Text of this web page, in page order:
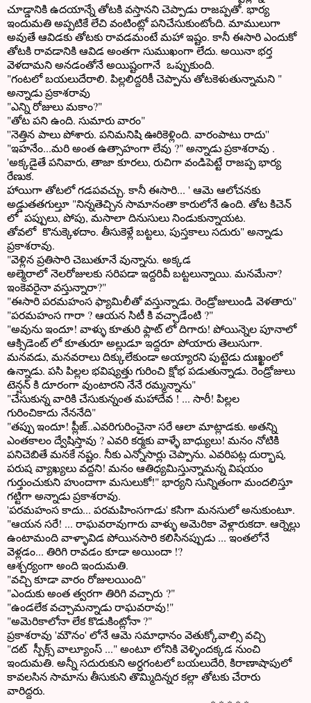
చూడ్డానికి ఉదయాన్నే తోటకి వస్తానని చెప్పాడు రాజప్పతో. భార్య
ఇందుమతి అప్పటికే లేచి వంటింట్లో పనిచేసుకుంటోంది. మాములుగా
అవుతే ఆవిడకు తోటకు రావడమంటే మహా ఇష్టం. కానీ ఈసారి ఎందుకో
తోటకి రావడానికి ఆవిడ అంతగా సుముఖంగా లేదు. అయినా భర్త
వెళదామని అనడంతోనే అయిష్టంగానే ఒప్పుకుంది.
"గంటలో బయలుదేరాలి. పిల్లలిద్దరికీ చెప్పాను తోటకెళుతున్నామని "
అన్నాడు ప్రకాశరావు
"ఎన్ని రోజులు మకాం?"
"తోట పని ఉంది. సుమారు వారం"
''నెత్తిన పాలు పోశారు. పనిమనిషి ఊరికెళ్లింది. వారంపాటు రాదు''
"ఇహనేం...మరి అంత ఉత్సాహంగా లేవు ?" అన్నాడు ప్రకాశరావు .
'అక్కడైతే పనివారు, తాజా కూరలు, రుచిగా వండిపెట్టే రాజప్ప భార్య
రేణుక.
హాయిగా తోటలో గడపవచ్చు. కానీ ఈసారి... ' ఆమె ఆలోచనకు
అడ్డుతతగుల్తూ "నిన్నతెచ్చిన సామానంతా కారులోనే ఉంది. తోట కిచెన్
లో పప్పులు, పోపు, మసాలా దినుసులు నిండుకున్నాయట.
తోవలో కొనుక్కెళదాం. తీసుకెళ్లే బట్టలు, పుస్తకాలు సదురు" అన్నాడు
ప్రకాశరావు.
"వెళ్లిన ప్రతిసారి చెబుతూనే వున్నాను. అక్కడ
అల్మెరాలో నెలరోజులకు సరిపడా ఇద్దరివీ బట్టలున్నాయి. మనమేనా?
ఇంకెవరైనా వస్తున్నారా?"
"ఈసారి పరమహంస ఫ్యామిలీతో వస్తున్నాడు. రెండ్రోజులుండి వెళతారు"
"పరమహంస గారా ? ఆయన సిటీ కి వచ్చాడేంటి ?"
"అవును ఇందూ! వాళ్ళు కూతురి ఫ్లాట్ లో దిగారు! పోయిన్నెల పూనాలో
ఆక్సిడెంట్ లో కూతురూ అల్లుడూ ఇద్దరూ పోయారు తెలుసుగా.
మనవడు, మనవరాలు దిక్కులేకుండా అయ్యారని పుట్టెడు దుఃఖ్ఖంలో
ఉన్నాడు. పసి పిల్లల భవిష్యత్తు గురించి క్షోభ పడుతున్నాడు. రెండ్రోజులు
టెన్షన్ కి దూరంగా వుంటారని నేనే రమ్మన్నాను"
"చేసుకున్న వారికి చేసుకున్నంత మహాదేవ ! ... సారీ! పిల్లల
గురించికాదు నేననేది"
"తప్పు ఇందూ! ప్లీజ్..ఎవరిగురించైనా సరే ఆలా మాట్లాడకు. అతన్ని
ఎంతకాలం ద్వేషిస్తావు ? ఎవరి కర్మకు వాళ్ళే బాధ్యులు! మనం నోటికి
పనిచెబితే మనకే నష్టం. నీకు ఎన్నోసార్లు చెప్పాను. ఎవరిపట్ల దుర్భాష,
పరుష వ్యాఖ్యలు వద్దని! మనం ఆతిధ్యమిస్తున్నామన్న విషయం
గుర్తుంచుకుని హుందాగా మసులుకో!" భార్యని సున్నితంగా మందలిస్తూ
గట్టిగా అన్నాడు ప్రకాశరావు.
'పరమహంస కాదు... పరమహింసగాడు' కసిగా మనసులో అనుకుంటూ.
"ఆయన సరే! ... రాఘవరావుగారు వాళ్ళు అమెరికా వెళ్లారుకదా. ఆర్నెల్లు
ఉంటామంది వాళ్ళావిడ పోయినసారి కలిసినప్పుడు ... ఇంతలోనే
వెళ్లడం... తిరిగి రావడం కూడా అయిందా !?
ఆశ్చర్యంగా అంది ఇందుమతి.
"వచ్చి కూడా వారం రోజులయింది"
"ఎందుకు అంత త్వరగా తిరిగి వచ్చారు ?"
"ఉండలేక వచ్చామన్నాడు రాఘవరావు!"
"అమెరికాలోనా లేక కొడుకింట్లోనా ?"
ప్రకాశరావు 'మౌనం' లోనే ఆమె సమాధానం వెతుక్కోవాల్సి వచ్చి
"దట్ స్పీక్స్ వాల్యూంస్ ..." అంటూ లోనికి వెళ్ళిందక్కడ నుంచి
ఇందుమతి. అన్నీ సదురుకుని అర్ధగంటలో బయలుదేరి, కిరాణాషాపులో
కావలసిన సామాను తీసుకుని తొమ్మిదిన్నర కల్లా తోటకు చేరారు
వారిద్దరు.